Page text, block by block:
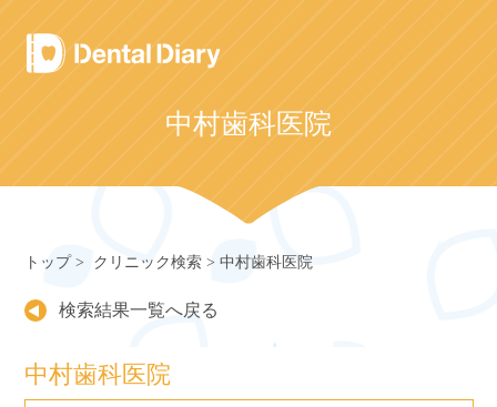
Skip
to
content
中村歯科医院
トップ クリニック検索 中村歯科医院
検索結果一覧へ戻る
中村歯科医院